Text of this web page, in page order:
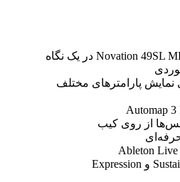
از روی کیب